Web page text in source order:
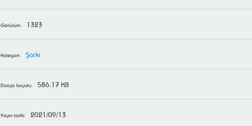
Görünüm: 1323
Kategori: Şarkı
Dosya boyutu: 586.17 KB
Yayın tarihi: 2021/09/13